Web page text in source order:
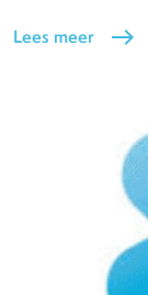
Lees meer east